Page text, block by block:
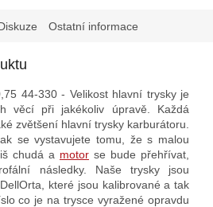
Ostatní informace
44-330 - Velikost hlavní trysky je
věcí při jakékoliv úpravě. Každá
zvětšení hlavní trysky karburátoru.
se vystavujete tomu, že s malou
chudá a motor se bude přehřívat,
následky. Naše trysky jsou
které jsou kalibrované a tak
co je na trysce vyražené opravdu